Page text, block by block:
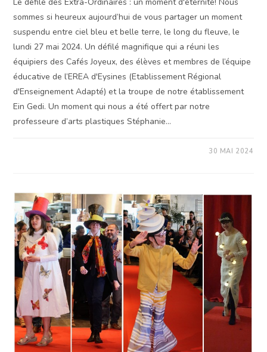
sommes si heureux aujourd’hui de vous partager un moment
suspendu entre ciel bleu et belle terre, le long du fleuve, le
lundi 27 mai 2024. Un défilé magnifique qui a réuni les
équipiers des Cafés Joyeux, des élèves et membres de l’équipe
éducative de l’EREA d'Eysines (Etablissement Régional
d'Enseignement Adapté) et la troupe de notre établissement
Ein Gedi. Un moment qui nous a été offert par notre
professeure d’arts plastiques Stéphanie…
BORDEAUX
30 MAI 2024